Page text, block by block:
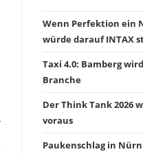
Wenn Perfektion ein
würde darauf INTAX
Taxi 4.0: Bamberg
Branche
Der Think Tank 2026
voraus
Paukenschlag in